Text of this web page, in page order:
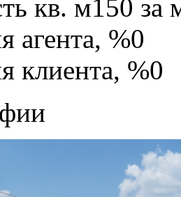
кв. м150 за
агента, %0
клиента, %0